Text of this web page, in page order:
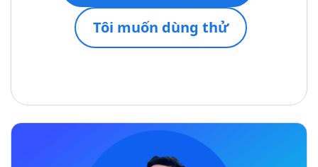
Tôi muốn dùng thử